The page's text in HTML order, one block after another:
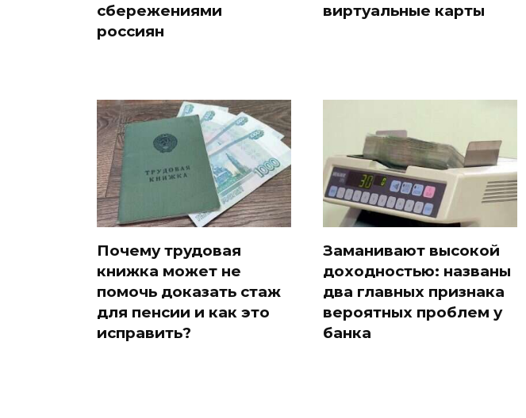
сбережениями
россиян
виртуальные карты
Почему трудовая
книжка может не
помочь доказать стаж
для пенсии и как это
исправить?
Заманивают высокой
доходностью: названы
два главных признака
вероятных проблем у
банка